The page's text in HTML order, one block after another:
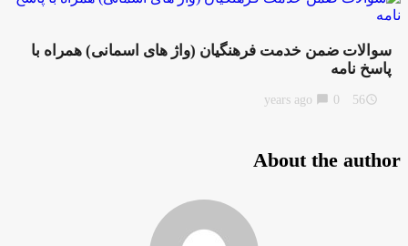
سوالات ضمن خدمت فرهنگیان (واژ های اسمانی) همراه با
پاسخ نامه
access_time
56 years ago
chat_bubble
About the author